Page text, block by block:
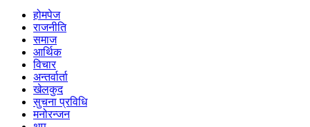
होमपेज
राजनीति
समाज
आर्थिक
विचार
अन्तर्वार्ता
खेलकुद
सुचना प्रविधि
मनोरन्जन